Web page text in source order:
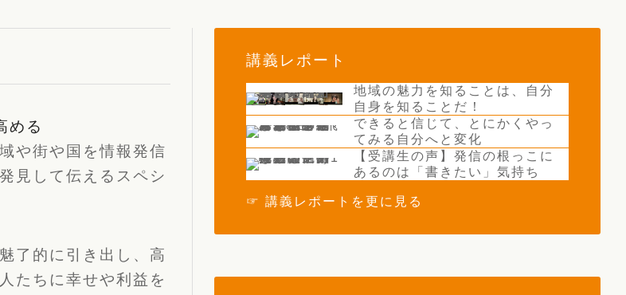
める
や街や国を情報発信
見して伝えるスペシ
了的に引き出し、高
たちに幸せや利益を
講義レポート
地域の魅力を知ることは、自分
自身を知ることだ！
できると信じて、とにかくやっ
てみる自分へと変化
【受講生の声】発信の根っこに
あるのは「書きたい」気持ち
☞ 講義レポートを更に見る